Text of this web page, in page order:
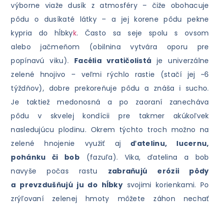
výborne viaže dusík z atmosféry – čiže obohacuje
pôdu o dusíkaté látky – a jej korene pôdu pekne
kypria do hĺbkyk. Často sa seje spolu s ovsom
alebo jačmeňom (obilnina vytvára oporu pre
popínavú viku). Facélia vratičolistá je univerzálne
zelené hnojivo – veľmi rýchlo rastie (stačí jej ~6
týždňov), dobre prekoreňuje pôdu a znáša i sucho.
Je taktiež medonosná a po zaoraní zanecháva
pôdu v skvelej kondícii pre takmer akúkoľvek
nasledujúcu plodinu. Okrem týchto troch možno na
zelené hnojenie využiť ajďatelinu, lucernu,
pohánku či bob (fazuľa). Vika, ďatelina a bob
navyše počas rastu zabraňujú erózii pôdy
a prevzdušňujú ju do hĺbky svojimi korienkami. Po
zrýľovaní zelenej hmoty môžete záhon nechať